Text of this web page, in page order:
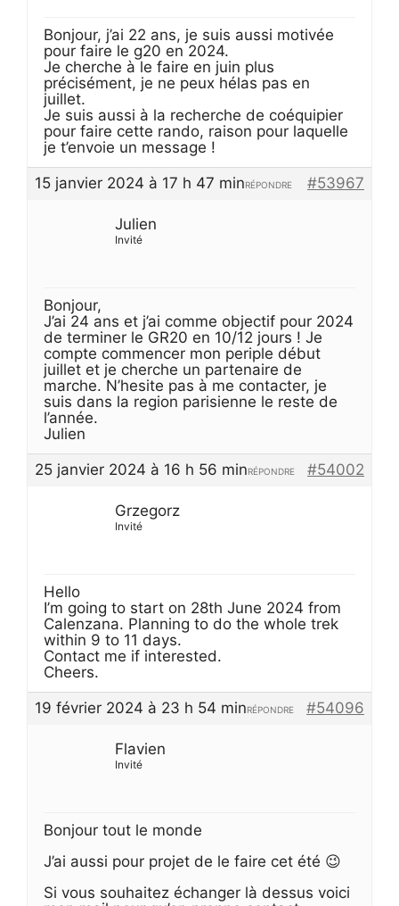
Bonjour, j’ai 22 ans, je suis aussi motivée
pour faire le g20 en 2024.
Je cherche à le faire en juin plus
précisément, je ne peux hélas pas en
juillet.
Je suis aussi à la recherche de coéquipier
pour faire cette rando, raison pour laquelle
je t’envoie un message !
15 janvier 2024 à 17 h 47 min
#53967
RÉPONDRE
Julien
Invité
Bonjour,
J’ai 24 ans et j’ai comme objectif pour 2024
de terminer le GR20 en 10/12 jours ! Je
compte commencer mon periple début
juillet et je cherche un partenaire de
marche. N’hesite pas à me contacter, je
suis dans la region parisienne le reste de
l’année.
Julien
25 janvier 2024 à 16 h 56 min
#54002
RÉPONDRE
Grzegorz
Invité
Hello
I’m going to start on 28th June 2024 from
Calenzana. Planning to do the whole trek
within 9 to 11 days.
Contact me if interested.
Cheers.
19 février 2024 à 23 h 54 min
#54096
RÉPONDRE
Flavien
Invité
Bonjour tout le monde
J’ai aussi pour projet de le faire cet été 😉
Si vous souhaitez échanger là dessus voici